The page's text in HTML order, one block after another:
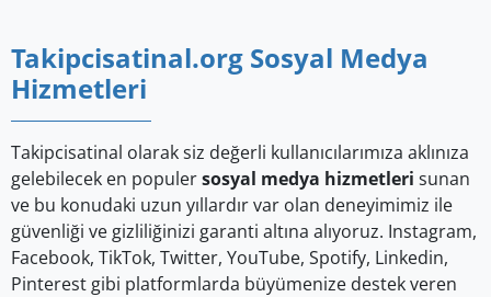
Takipcisatinal.org Sosyal Medya
Hizmetleri
Takipcisatinal olarak siz değerli kullanıcılarımıza aklınıza
gelebilecek en populersosyal medya hizmetleri sunan
ve bu konudaki uzun yıllardır var olan deneyimimiz ile
güvenliği ve gizliliğinizi garanti altına alıyoruz. Instagram,
Facebook, TikTok, Twitter, YouTube, Spotify, Linkedin,
Pinterest gibi platformlarda büyümenize destek veren